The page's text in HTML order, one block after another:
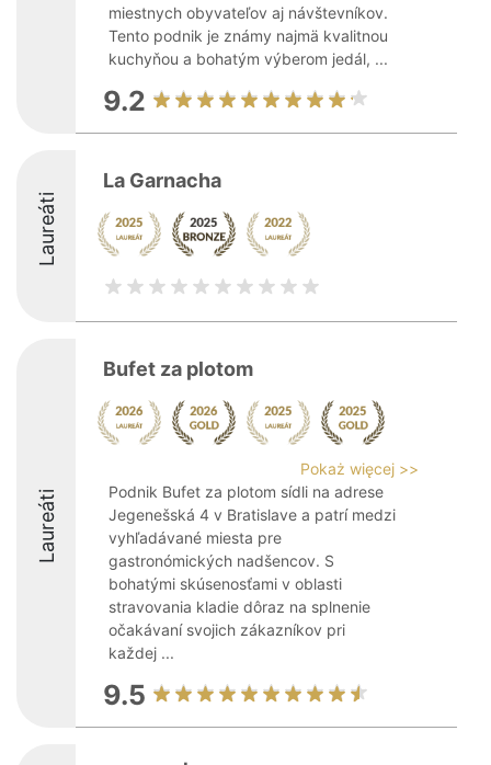
miestnych obyvateľov aj návštevníkov.
Tento podnik je známy najmä kvalitnou
kuchyňou a bohatým výberom jedál, ...
9.2
Laureáti
La Garnacha
Laureáti
Bufet za plotom
Pokaż więcej >>
Podnik Bufet za plotom sídli na adrese
Jegenešská 4 v Bratislave a patrí medzi
vyhľadávané miesta pre
gastronómických nadšencov. S
bohatými skúsenosťami v oblasti
stravovania kladie dôraz na splnenie
očakávaní svojich zákazníkov pri
každej ...
9.5